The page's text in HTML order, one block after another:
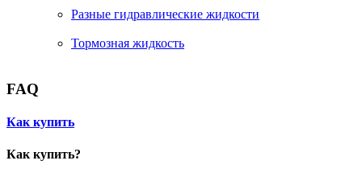
Разные гидравлические жидкости
Тормозная жидкость
FAQ
Как купить
Как купить?